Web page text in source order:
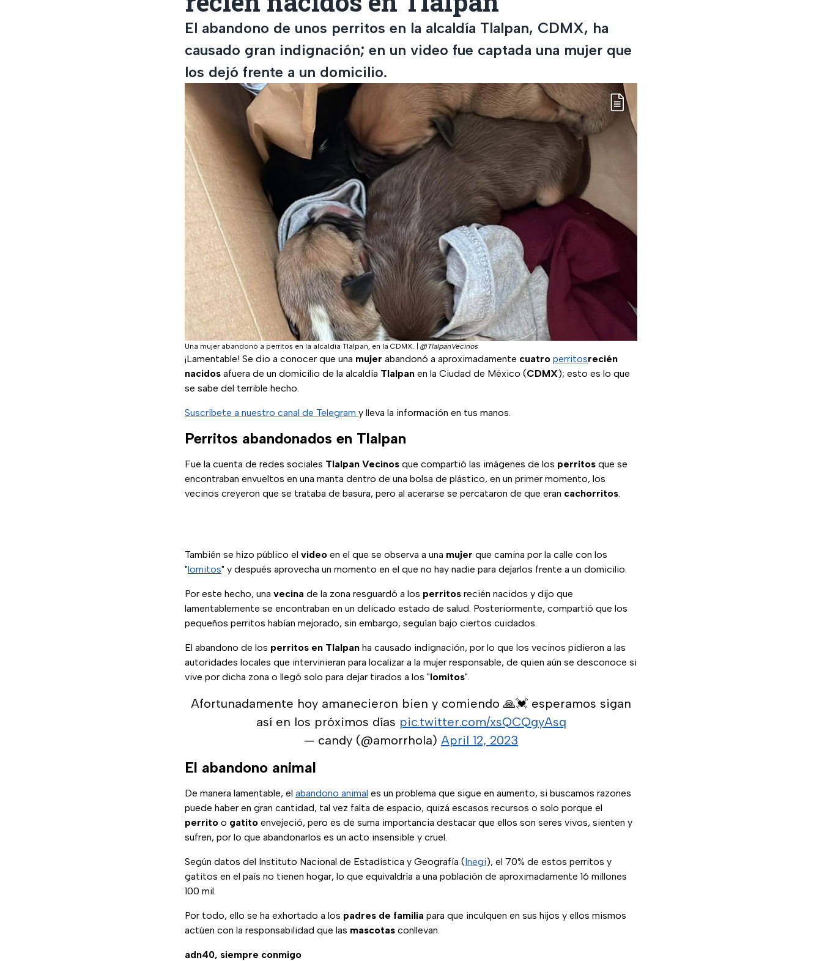
El abandono de unos perritos en la alcaldía Tlalpan, CDMX, ha
causado gran indignación; en un video fue captada una mujer que
los dejó frente a un domicilio.
Una mujer abandonó a perritos en la alcaldía Tlalpan, en la CDMX. | @TlalpanVecinos
¡Lamentable! Se dio a conocer que una mujer abandonó a aproximadamente cuatro perritosrecién
nacidos afuera de un domicilio de la alcaldía Tlalpan en la Ciudad de México (CDMX); esto es lo que
se sabe del terrible hecho.
Suscríbete a nuestro canal de Telegram y lleva la información en tus manos.
Perritos abandonados en Tlalpan
Fue la cuenta de redes sociales Tlalpan Vecinos que compartió las imágenes de los perritos que se
encontraban envueltos en una manta dentro de una bolsa de plástico, en un primer momento, los
vecinos creyeron que se trataba de basura, pero al acerarse se percataron de que eran cachorritos
También se hizo público el video en el que se observa a una mujer que camina por la calle con los
"lomitos" y después aprovecha un momento en el que no hay nadie para dejarlos frente a un domicilio.
Por este hecho, una vecina de la zona resguardó a los perritos recién nacidos y dijo que
lamentablemente se encontraban en un delicado estado de salud. Posteriormente, compartió que los
pequeños perritos habían mejorado, sin embargo, seguían bajo ciertos cuidados.
El abandono de los perritos en Tlalpan ha causado indignación, por lo que los vecinos pidieron a las
autoridades locales que intervinieran para localizar a la mujer responsable, de quien aún se desconoce si
vive por dicha zona o llegó solo para dejar tirados a los "lomitos".
Afortunadamente hoy amanecieron bien y comiendo 🙏💓 esperamos sigan
así en los próximos días pic.twitter.com/xsQCQgyAsq
— candy (@amorrhola) April 12, 2023
El abandono animal
De manera lamentable, el abandono animal es un problema que sigue en aumento, si buscamos razones
puede haber en gran cantidad, tal vez falta de espacio, quizá escasos recursos o solo porque el
perrito o gatito envejeció, pero es de suma importancia destacar que ellos son seres vivos, sienten y
sufren, por lo que abandonarlos es un acto insensible y cruel.
Según datos del Instituto Nacional de Estadística y Geografía (Inegi), el 70% de estos perritos y
gatitos en el país no tienen hogar, lo que equivaldría a una población de aproximadamente 16 millones
100 mil.
Por todo, ello se ha exhortado a los padres de familia para que inculquen en sus hijos y ellos mismos
actúen con la responsabilidad que las mascotas conllevan.
adn40, siempre conmigo